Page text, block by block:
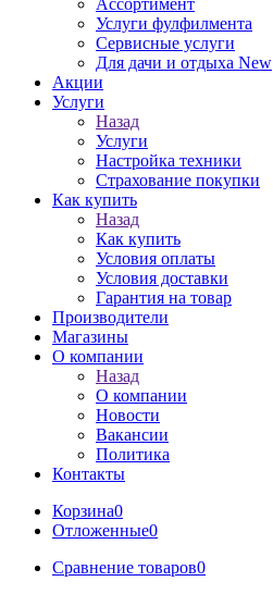
Ассортимент
Услуги фулфилмента
Сервисные услуги
Для дачи и отдыха New
Акции
Услуги
Назад
Услуги
Настройка техники
Страхование покупки
Как купить
Назад
Как купить
Условия оплаты
Условия доставки
Гарантия на товар
Производители
Магазины
О компании
Назад
О компании
Новости
Вакансии
Политика
Контакты
Корзина0
Отложенные0
Сравнение товаров0